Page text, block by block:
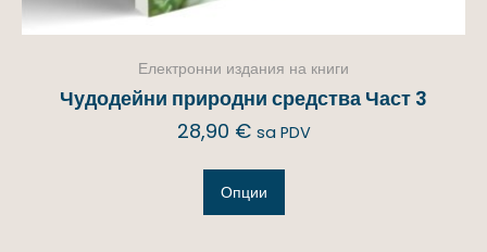
Електронни издания на книги
Чудодейни природни средства Част 3
28,90 € sa PDV
Опции